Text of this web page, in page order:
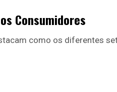
Consumidores
como os diferentes